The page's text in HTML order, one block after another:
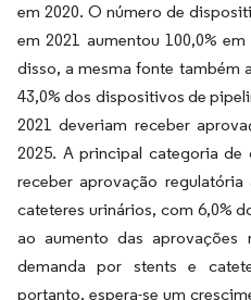
em 2020. O número de
em 2021 aumentou 100,0%
disso, a mesma fonte também
43,0% dos dispositivos de
2021 deveriam receber
2025. A principal categoria
receber aprovação
cateteres urinários, com 6,0%
ao aumento das aprovações
demanda por stents e
portanto, espera-se um